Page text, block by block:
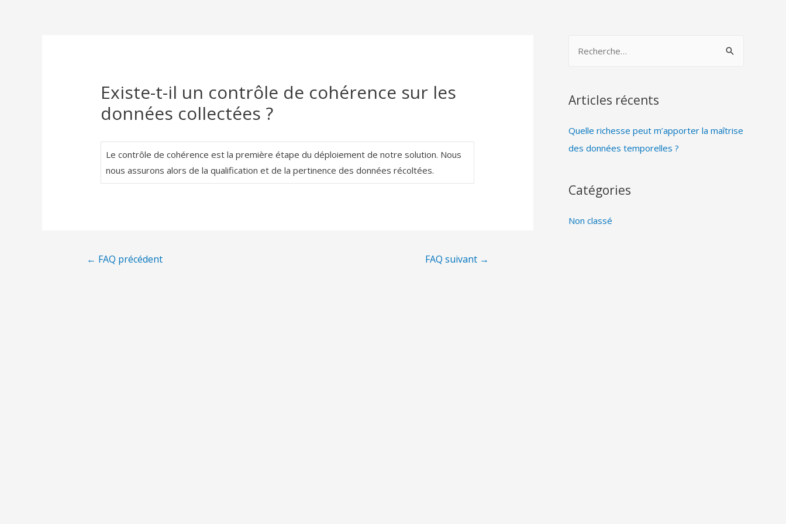
Existe-t-il un contrôle de cohérence sur les
données collectées ?
Le contrôle de cohérence est la première étape du déploiement de notre solution. Nous
nous assurons alors de la qualification et de la pertinence des données récoltées.
← FAQ précédent FAQ suivant →
Articles récents
Quelle richesse peut m’apporter la maîtrise
des données temporelles ?
Catégories
Non classé